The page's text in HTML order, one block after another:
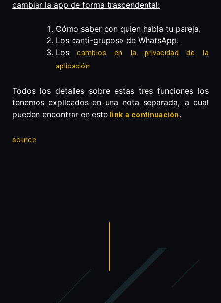
cambiar la app de forma trascendental:
Cómo saber con quien habla tu pareja.
Los «anti-grupos» de WhatsApp.
Los cambios en la privacidad de la
aplicación.
Todos los detalles sobre estas tres funciones los
tenemos explicados en una nota separada, la cual
pueden encontrar en este link a continuación.
source